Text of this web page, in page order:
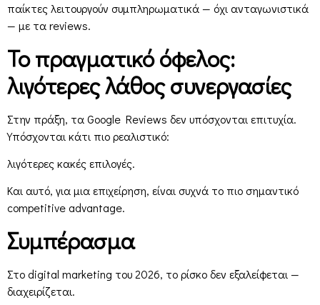
παίκτες λειτουργούν συμπληρωματικά — όχι ανταγωνιστικά
— με τα reviews.
Το πραγματικό όφελος:
λιγότερες λάθος συνεργασίες
Στην πράξη, τα Google Reviews δεν υπόσχονται επιτυχία.
Υπόσχονται κάτι πιο ρεαλιστικό:
λιγότερες κακές επιλογές.
Και αυτό, για μια επιχείρηση, είναι συχνά το πιο σημαντικό
competitive advantage.
Συμπέρασμα
Στο digital marketing του 2026, το ρίσκο δεν εξαλείφεται —
διαχειρίζεται.